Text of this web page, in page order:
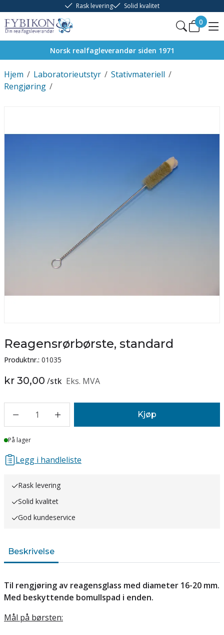
Rask levering Solid kvalitet
0
Norsk realfagleverandør siden 1971
/
Hjem /
Laboratorieutstyr /
Stativmateriell
/
Rengjøring
Reagensrørbørste, standard
Produktnr.: 01035
kr 30,00 /stk Eks. MVA
1 Kjøp
Lager
På lager
Legg i handleliste
Rask levering
Solid kvalitet
God kundeservice
Beskrivelse
Til rengjøring av reagensglass med diameter 16-20 mm.
Med beskyttende bomullspad i enden.
Mål på børsten: